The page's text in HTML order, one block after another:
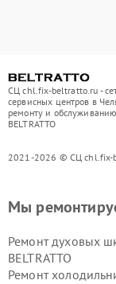
СЦ chl.fix-beltratto.ru -
сервисных центров в
ремонту и
BELTRATTO
2021-2026 © СЦ chl.fix-
Мы
Ремонт духовых
BELTRATTO
Ремонт